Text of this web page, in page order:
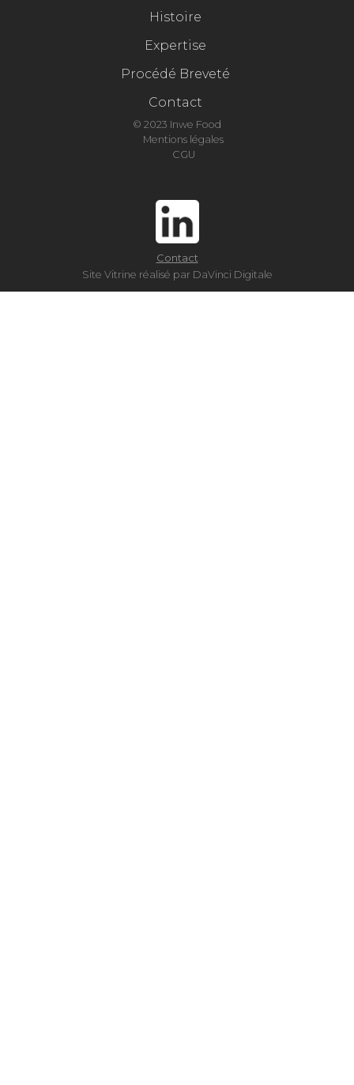
Histoire
Expertise
Procédé Breveté
Contact
© 2023 Inwe Food
Mentions légales
CGU
Site Vitrine réalisé par DaVinci Digitale
Contact